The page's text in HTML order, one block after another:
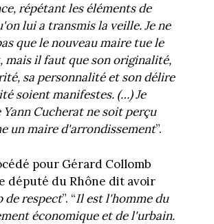
répétant les éléments de
lui a transmis la veille. Je ne
que le nouveau maire tue le
mais il faut que son originalité,
sa personnalité et son délire
soient manifestes. (…) Je
Yann Cucherat ne soit perçu
un maire d'arrondissement”.
pour Gérard Collomb
député du Rhône dit avoir
de respect”. “Il est l'homme du
économique et de l'urbain.